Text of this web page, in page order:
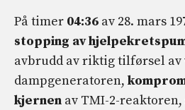
På timer 04:36 av 28. mars
stopping av
avbrudd av riktig tilførsel av
dampgeneratoren,
kjernen av TMI-2-reaktoren,